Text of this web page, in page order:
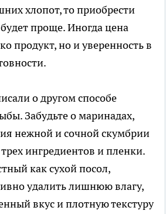
хлопот, то приобрести
проще. Иногда цена
продукт, но и уверенность в
о другом способе
Забудьте о маринадах,
нежной и сочной скумбрии
ингредиентов и пленки.
как сухой посол,
удалить лишнюю влагу,
вкус и плотную текстуру